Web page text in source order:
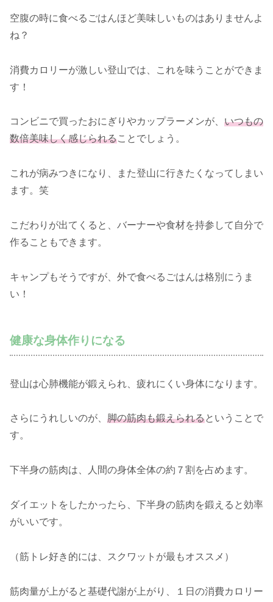
空腹の時に食べるごはんほど美味しいものはありませんよ
ね？
消費カロリーが激しい登山では、これを味うことができま
す！
コンビニで買ったおにぎりやカップラーメンが、 いつもの
数倍美味しく感じられることでしょう。
これが病みつきになり、また登山に行きたくなってしまい
ます。笑
こだわりが出てくると、バーナーや食材を持参して自分で
作ることもできます。
キャンプもそうですが、外で食べるごはんは格別にうま
い！
健康な身体作りになる
登山は心肺機能が鍛えられ、疲れにくい身体になります。
さらにうれしいのが、 脚の筋肉も鍛えられるということで
す。
下半身の筋肉は、人間の身体全体の約７割を占めます。
ダイエットをしたかったら、下半身の筋肉を鍛えると効率
がいいです。
（筋トレ好き的には、スクワットが最もオススメ）
筋肉量が上がると基礎代謝が上がり、１日の消費カロリー